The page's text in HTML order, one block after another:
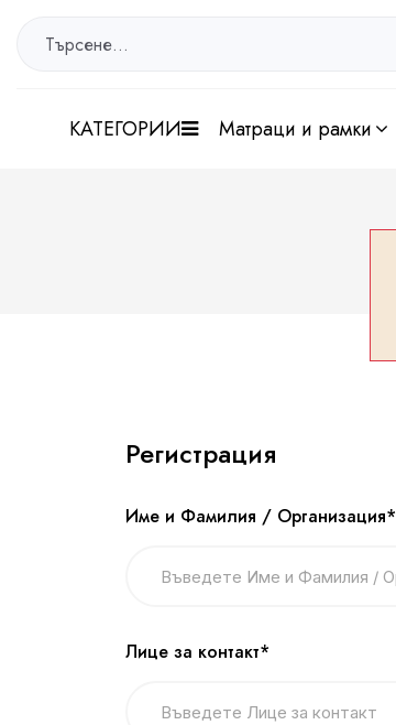
КАТЕГОРИИ матраци и рамки
Регистрация
Име и Фамилия / Организация*
Лице за контакт*